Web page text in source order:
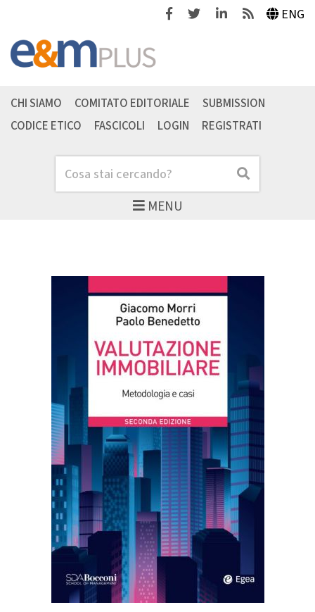
FacebookTwitterLinkedinFeeds ENG
MENU
Cerca Cerca
CHI SIAMO COMITATO EDITORIALE
SUBMISSION
CODICE ETICO
FASCICOLI LOGIN REGISTRATI